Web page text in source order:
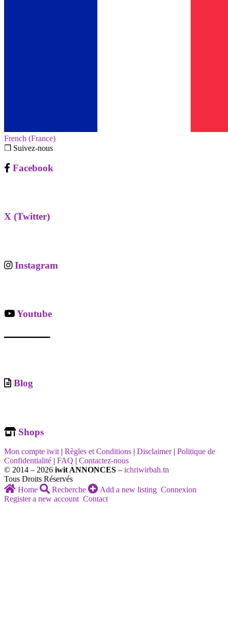
French (France)‎
❐ Suivez-nous
Facebook
X (Twitter)
Instagram
Youtube
ـــــــــــــــ
Blog
Shops
Mon compte iwit | Règles et Conditions | Disclaimer | Politique de
Confidentialité | FAQ | Contactez-nous
© 2014 – 2026 iwit ANNONCES – ichriwirbah.tn
Tous Droits Réservés
Home
Recherche Add a new listing Connexion
Register a new account Contact